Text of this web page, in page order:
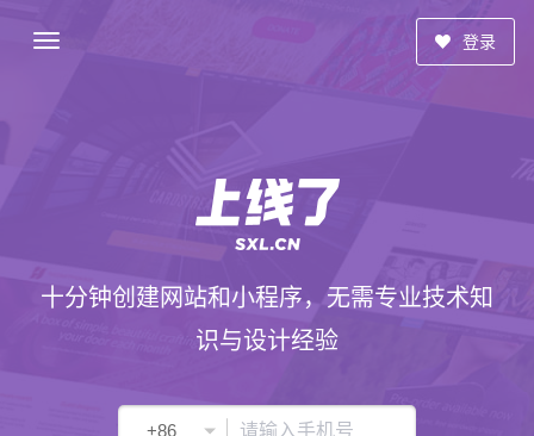
登录
十分钟创建网站和小程序，无需专业技术知
识与设计经验